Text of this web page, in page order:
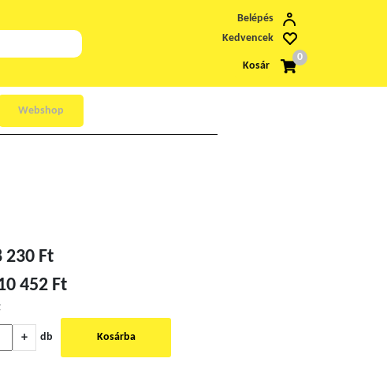
Belépés
Kedvencek
Kosár
0
Webshop
230 Ft
452 Ft
+ db Kosárba